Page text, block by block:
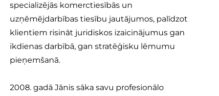
specializējās komerctiesībās un
uzņēmējdarbības tiesību jautājumos, palīdzot
klientiem risināt juridiskos izaicinājumus gan
ikdienas darbībā, gan stratēģisku lēmumu
pieņemšanā.
2008. gadā Jānis sāka savu profesionālo